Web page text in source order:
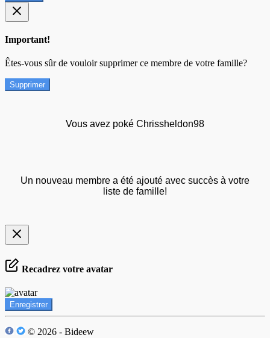
Important!
Êtes-vous sûr de vouloir supprimer ce membre de votre famille?
Supprimer
Vous avez poké Chrissheldon98
Un nouveau membre a été ajouté avec succès à votre
liste de famille!
Recadrez votre avatar
Enregistrer
© 2026 - Bideew